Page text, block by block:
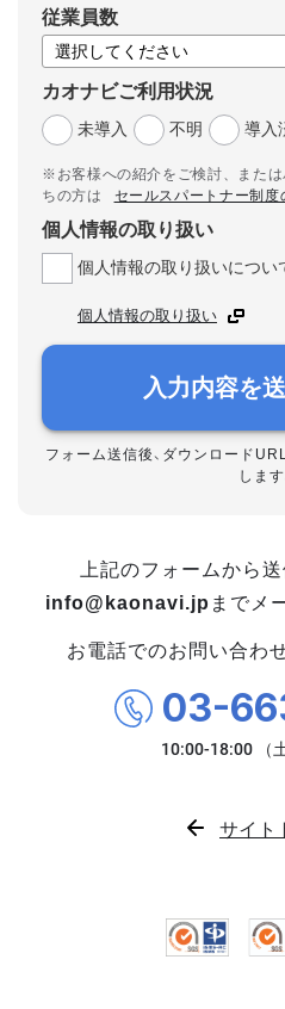
従業員数
カオナビご利用状況
未導入
不明 導入
※お客様への紹介をご検討、また
ちの方は
セールスパートナー制度
個人情報の取り扱い
個人情報の取り扱いについ
個人情報の取り扱い
入力内容を
フォーム送信後、ダウンロード
します
上記のフォームから送
info@kaonavi.jp までメ
お電話でのお問い合わ
03-
サイト